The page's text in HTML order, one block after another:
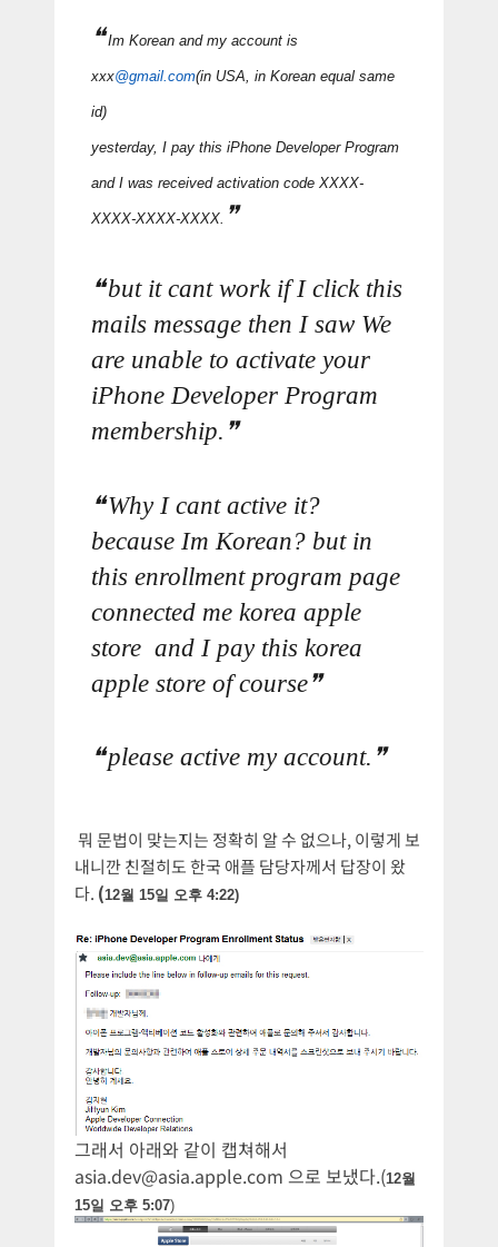
Im Korean and my account is
xxx@gmail.com(in USA, in Korean equal same
id)
yesterday, I pay this iPhone Developer Program
and I was received activation code XXXX-
XXXX-XXXX-XXXX.
but it cant work if I click this
mails message then I saw We
are unable to activate your
iPhone Developer Program
membership.
Why I cant active it?
because Im Korean? but in
this enrollment program page
connected me korea apple
store and I pay this korea
apple store of course
please active my account.
뭐 문법이 맞는지는 정확히 알 수 없으나, 이렇게 보
내니깐 친절히도 한국 애플 담당자께서 답장이 왔
다. (12월 15일 오후 4:22)
그래서 아래와 같이 캡쳐해서
asia.dev@asia.apple.com 으로 보냈다.(12월
15일 오후 5:07)